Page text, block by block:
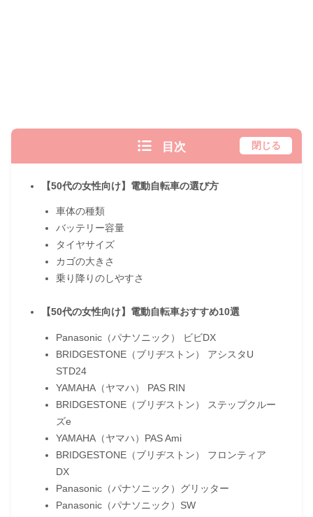
目次 閉じる
【50代の女性向け】電動自転車の選び方
車体の種類
バッテリー容量
タイヤサイズ
カゴの大きさ
乗り降りのしやすさ
【50代の女性向け】電動自転車おすすめ10選
Panasonic（パナソニック） ビビDX
BRIDGESTONE（ブリヂストン） アシスタU
STD24
YAMAHA（ヤマハ） PAS RIN
BRIDGESTONE（ブリヂストン） ステップクルー
ズe
YAMAHA（ヤマハ）PAS Ami
BRIDGESTONE（ブリヂストン） フロンティア
DX
Panasonic（パナソニック）グリッター
Panasonic（パナソニック）SW